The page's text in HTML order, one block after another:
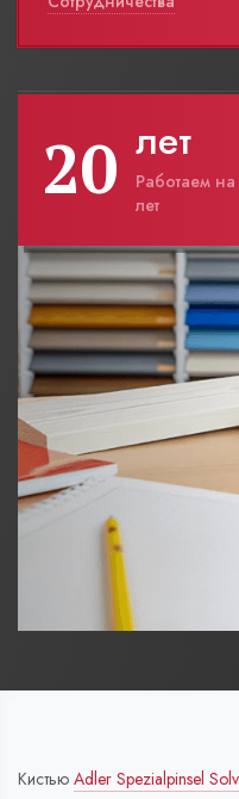
20 лет
Работаем
лет
Кистью Adler Spezialpinsel